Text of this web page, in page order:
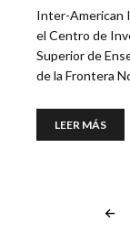
Inter-American
el Centro de
Superior de
de la Frontera
LEER MÁS